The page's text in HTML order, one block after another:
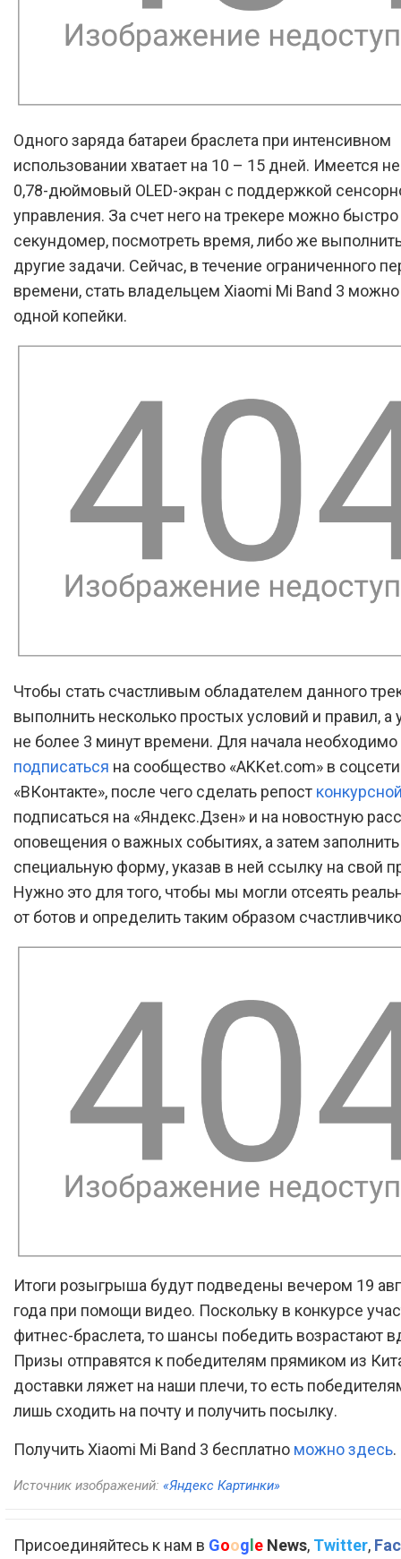
Одного заряда батареи браслета при интенсивном
использовании хватает на 10 – 15 дней. Имеется
0,78-дюймовый OLED-экран с поддержкой
управления. За счет него на трекере можно
секундомер, посмотреть время, либо же
другие задачи. Сейчас, в течение ограниченного
времени, стать владельцем Xiaomi Mi Band 3
одной копейки.
Чтобы стать счастливым обладателем данного
выполнить несколько простых условий и правил, а
не более 3 минут времени. Для начала необходимо
подписаться на сообщество «AKKet.com» в соцсети
«ВКонтакте», после чего сделать репост
подписаться на «Яндекс.Дзен» и на новостную
оповещения о важных событиях, а затем заполнить
специальную форму, указав в ней ссылку на свой
Нужно это для того, чтобы мы могли отсеять
от ботов и определить таким образом
Итоги розыгрыша будут подведены вечером 19
года при помощи видео. Поскольку в конкурсе
фитнес-браслета, то шансы победить возрастают
Призы отправятся к победителям прямиком из
доставки ляжет на наши плечи, то есть
лишь сходить на почту и получить посылку.
Получить Xiaomi Mi Band 3 бесплатно можно здесь.
Источник изображений: «Яндекс Картинки»
Присоединяйтесь к нам в Goog e News, Twitter,